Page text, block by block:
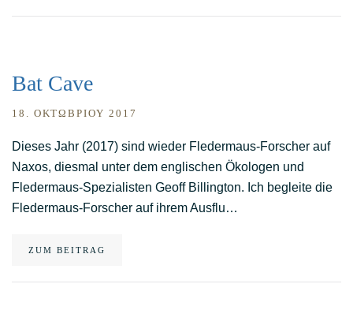
Bat Cave
18. ΟΚΤΩΒΡΊΟΥ 2017
Dieses Jahr (2017) sind wieder Fledermaus-Forscher auf
Naxos, diesmal unter dem englischen Ökologen und
Fledermaus-Spezialisten Geoff Billington. Ich begleite die
Fledermaus-Forscher auf ihrem Ausflu…
ZUM BEITRAG